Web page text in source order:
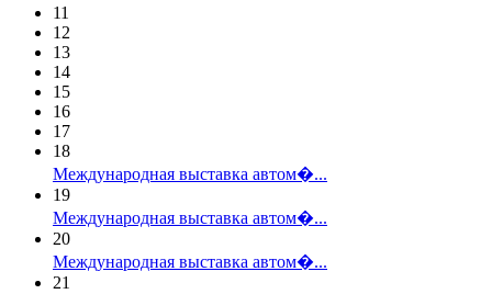
11
12
13
14
15
16
17
18
Международная выставка автом�...
19
Международная выставка автом�...
20
Международная выставка автом�...
21